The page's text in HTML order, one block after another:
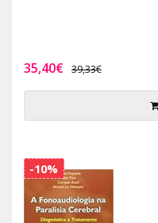
35,40€ 39,33€
-10%